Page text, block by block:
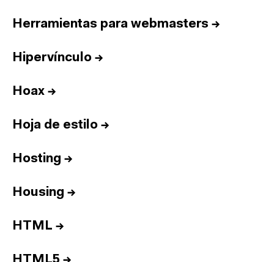
Herramientas para webmasters →
Hipervínculo →
Hoax →
Hoja de estilo →
Hosting →
Housing →
HTML →